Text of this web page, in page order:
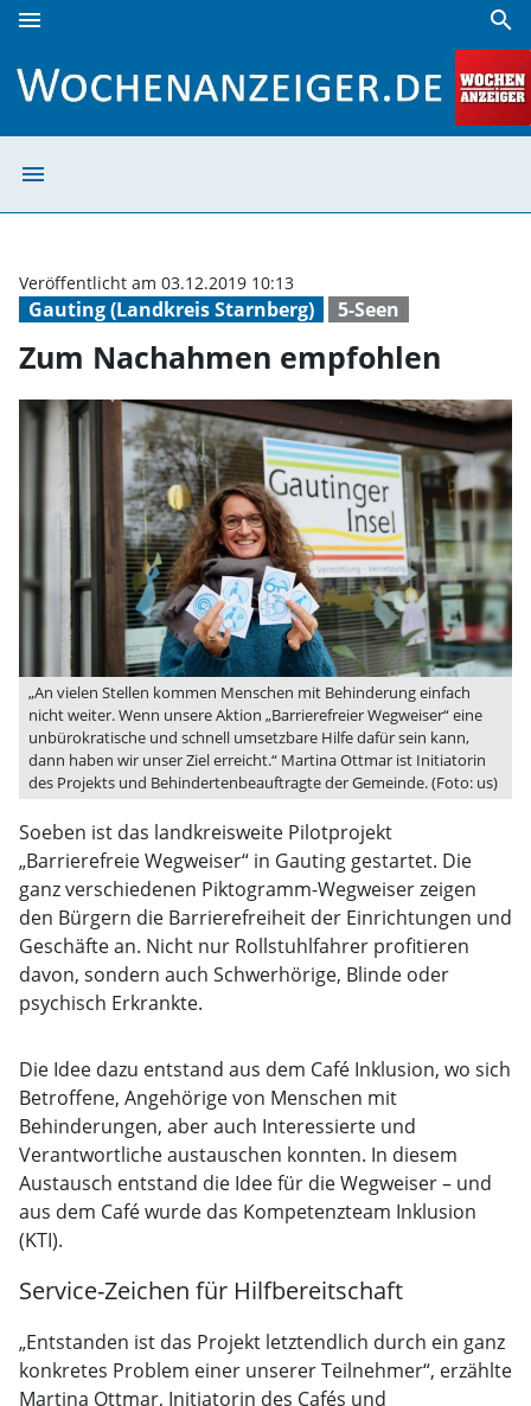
menu search
menu
Gauting (Landkreis Starnberg) 5-Seen
Veröffentlicht am 03.12.2019 10:13
Zum Nachahmen empfohlen
„An vielen Stellen kommen Menschen mit Behinderung einfach
nicht weiter. Wenn unsere Aktion „Barrierefreier Wegweiser“ eine
unbürokratische und schnell umsetzbare Hilfe dafür sein kann,
dann haben wir unser Ziel erreicht.“ Martina Ottmar ist Initiatorin
des Projekts und Behindertenbeauftragte der Gemeinde. (Foto: us)
Soeben ist das landkreisweite Pilotprojekt
„Barrierefreie Wegweiser“ in Gauting gestartet. Die
ganz verschiedenen Piktogramm-Wegweiser zeigen
den Bürgern die Barrierefreiheit der Einrichtungen und
Geschäfte an. Nicht nur Rollstuhlfahrer profitieren
davon, sondern auch Schwerhörige, Blinde oder
psychisch Erkrankte.
Die Idee dazu entstand aus dem Café Inklusion, wo sich
Betroffene, Angehörige von Menschen mit
Behinderungen, aber auch Interessierte und
Verantwortliche austauschen konnten. In diesem
Austausch entstand die Idee für die Wegweiser – und
aus dem Café wurde das Kompetenzteam Inklusion
(KTI).
Service-Zeichen für Hilfbereitschaft
„Entstanden ist das Projekt letztendlich durch ein ganz
konkretes Problem einer unserer Teilnehmer“, erzählte
Martina Ottmar, Initiatorin des Cafés und